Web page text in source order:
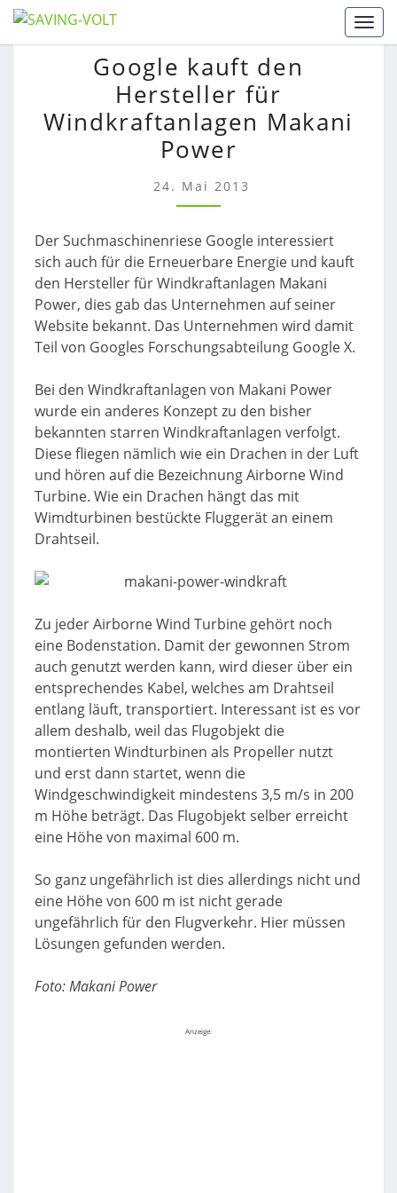
Skip
to
GOOGLE
KAUFT
DEN
HERSTELLER
FÜR
WINDKRAFTANLAGEN
POWER
Google kauft den
Hersteller für
Windkraftanlagen Makani
Power
24. Mai 2013
Der Suchmaschinenriese Google interessiert
sich auch für die Erneuerbare Energie und kauft
den Hersteller für Windkraftanlagen Makani
Power, dies gab das Unternehmen auf seiner
Website bekannt. Das Unternehmen wird damit
Teil von Googles Forschungsabteilung Google X.
Bei den Windkraftanlagen von Makani Power
wurde ein anderes Konzept zu den bisher
bekannten starren Windkraftanlagen verfolgt.
Diese fliegen nämlich wie ein Drachen in der Luft
und hören auf die Bezeichnung Airborne Wind
Turbine. Wie ein Drachen hängt das mit
Wimdturbinen bestückte Fluggerät an einem
Drahtseil.
Zu jeder Airborne Wind Turbine gehört noch
eine Bodenstation. Damit der gewonnen Strom
auch genutzt werden kann, wird dieser über ein
entsprechendes Kabel, welches am Drahtseil
entlang läuft, transportiert. Interessant ist es vor
allem deshalb, weil das Flugobjekt die
montierten Windturbinen als Propeller nutzt
und erst dann startet, wenn die
Windgeschwindigkeit mindestens 3,5 m/s in 200
m Höhe beträgt. Das Flugobjekt selber erreicht
eine Höhe von maximal 600 m.
So ganz ungefährlich ist dies allerdings nicht und
eine Höhe von 600 m ist nicht gerade
ungefährlich für den Flugverkehr. Hier müssen
Lösungen gefunden werden.
Foto: Makani Power
Anzeige: